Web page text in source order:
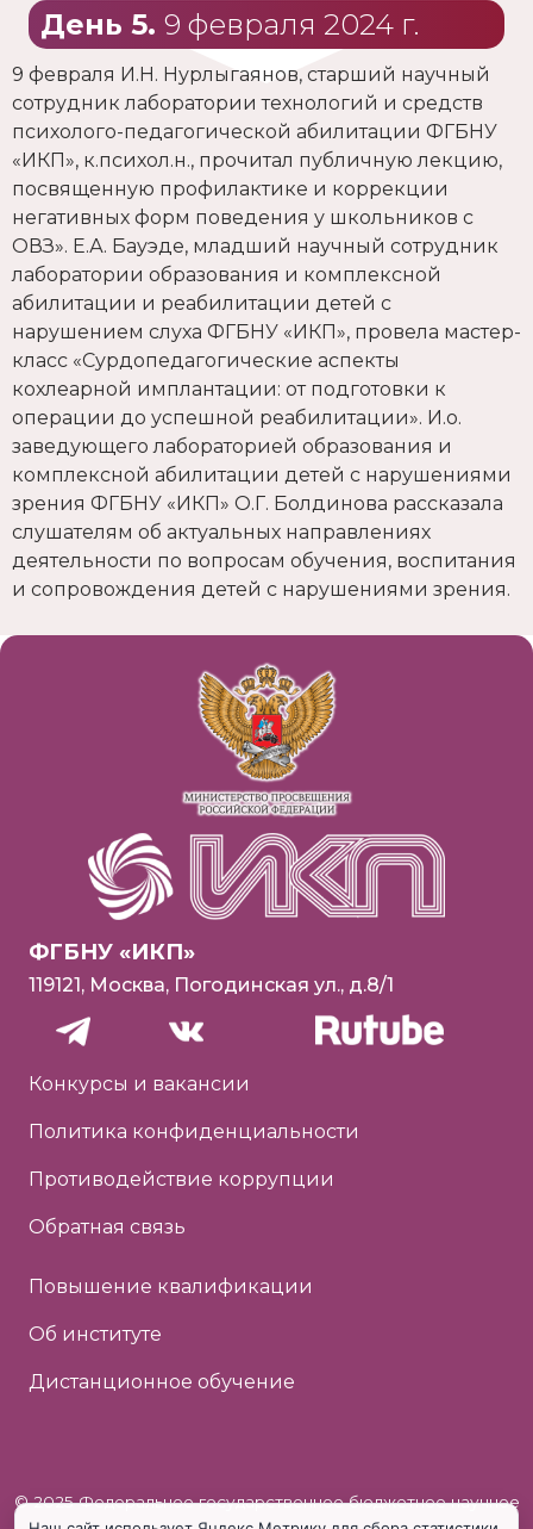
День 5. 9 февраля 2024 г.
9 февраля И.Н. Нурлыгаянов, старший научный
сотрудник лаборатории технологий и средств
психолого-педагогической абилитации ФГБНУ
«ИКП», к.психол.н., прочитал публичную лекцию,
посвященную профилактике и коррекции
негативных форм поведения у школьников с
ОВЗ». Е.А. Бауэде, младший научный сотрудник
лаборатории образования и комплексной
абилитации и реабилитации детей с
нарушением слуха ФГБНУ «ИКП», провела мастер-
класс «Сурдопедагогические аспекты
кохлеарной имплантации: от подготовки к
операции до успешной реабилитации». И.о.
заведующего лабораторией образования и
комплексной абилитации детей с нарушениями
зрения ФГБНУ «ИКП» О.Г. Болдинова рассказала
слушателям об актуальных направлениях
деятельности по вопросам обучения, воспитания
и сопровождения детей с нарушениями зрения.
ФГБНУ «ИКП»
119121, Москва, Погодинская ул., д.8/1
Конкурсы и вакансии
Политика конфиденциальности
Противодействие коррупции
Обратная связь
Повышение квалификации
Об институте
Дистанционное обучение
© 2025 Федеральное государственное бюджетное научное